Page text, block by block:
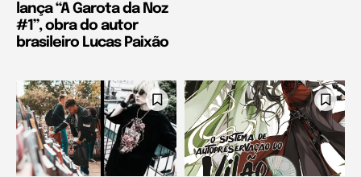
lança “A Garota da Noz
#1”, obra do autor
brasileiro Lucas Paixão